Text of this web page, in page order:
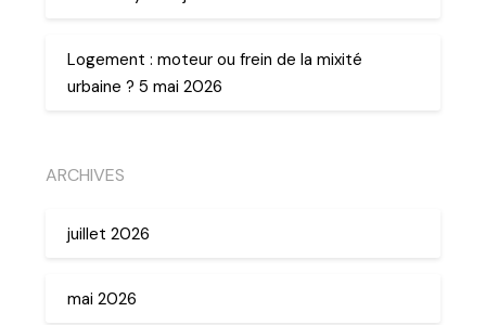
Logement : moteur ou frein de la mixité
urbaine ? 5 mai 2026
ARCHIVES
juillet 2026
mai 2026